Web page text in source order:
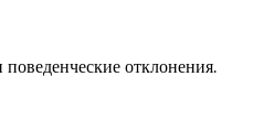
отклонения.